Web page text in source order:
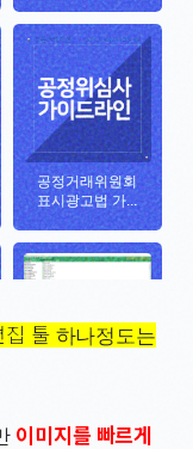
툴 하나정도는
이미지를 빠르게